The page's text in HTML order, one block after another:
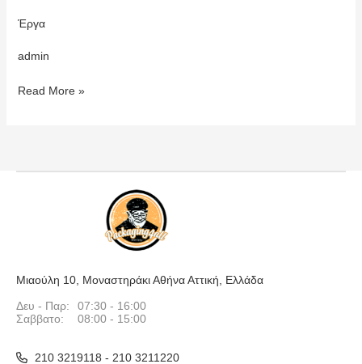
Έργα
admin
Read More »
Μιαούλη 10, Μοναστηράκι Αθήνα Αττική, Ελλάδα
Δευ - Παρ:
Σαββατο:
07:30 - 16:00
08:00 - 15:00
210 3219118 - 210 3211220